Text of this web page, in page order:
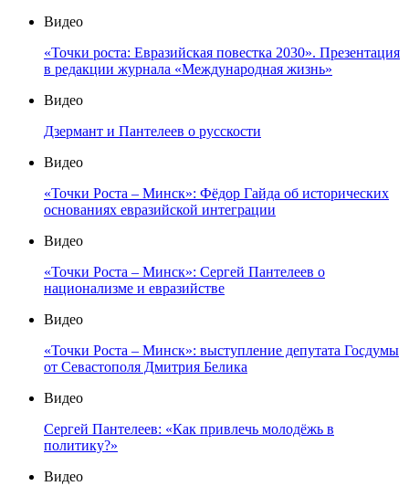
Видео
«Точки роста: Евразийская повестка 2030». Презентация
в редакции журнала «Международная жизнь»
Видео
Дзермант и Пантелеев о русскости
Видео
«Точки Роста – Минск»: Фёдор Гайда об исторических
основаниях евразийской интеграции
Видео
«Точки Роста – Минск»: Сергей Пантелеев о
национализме и евразийстве
Видео
«Точки Роста – Минск»: выступление депутата Госдумы
от Севастополя Дмитрия Белика
Видео
Сергей Пантелеев: «Как привлечь молодёжь в
политику?»
Видео